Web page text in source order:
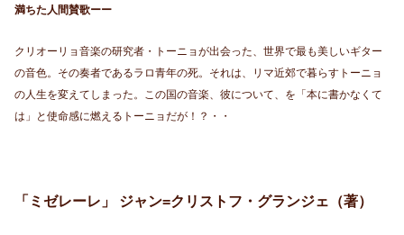
満ちた人間賛歌ーー
クリオーリョ音楽の研究者・トーニョが出会った、世界で最も美しいギター
の音色。その奏者であるラロ青年の死。それは、リマ近郊で暮らすトーニョ
の人生を変えてしまった。この国の音楽、彼について、を「本に書かなくて
は」と使命感に燃えるトーニョだが！？・・
「ミゼレーレ」 ジャン=クリストフ・グランジェ（著）